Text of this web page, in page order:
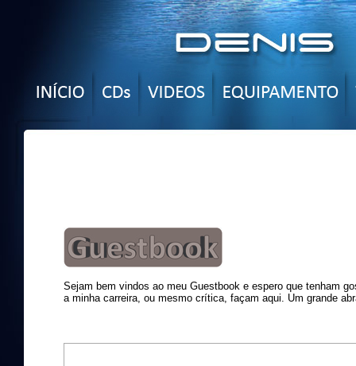
Sejam bem vindos ao meu Guestbook e espero que tenham
a minha carreira, ou mesmo crítica, façam aqui. Um grande